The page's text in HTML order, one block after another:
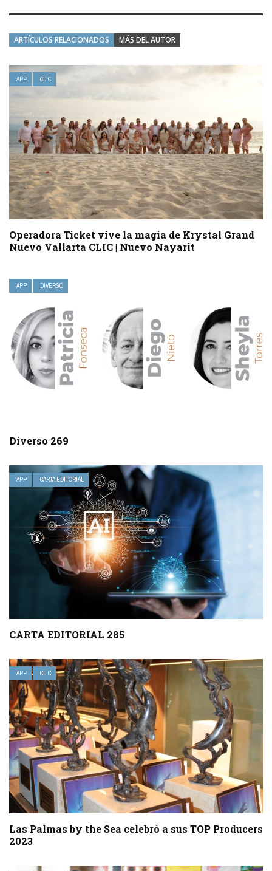
ARTÍCULOS RELACIONADOS MÁS DEL AUTOR
APP CLIC
Operadora Ticket vive la magia de Krystal Grand
Nuevo Vallarta CLIC | Nuevo Nayarit
APP DIVERSO
Diverso 269
APP CARTA EDITORIAL
CARTA EDITORIAL 285
APP CLIC
Las Palmas by the Sea celebró a sus TOP Producers
2023